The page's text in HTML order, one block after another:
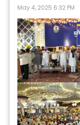
May 4, 2025 6:32 PM